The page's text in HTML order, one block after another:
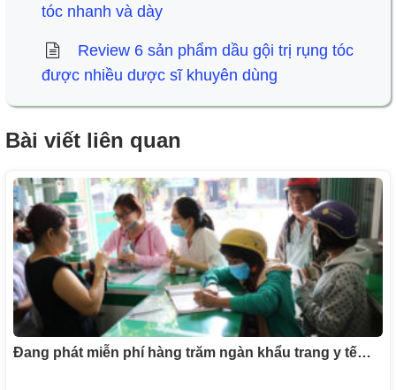
tóc nhanh và dày
Review 6 sản phẩm dầu gội trị rụng tóc
được nhiều dược sĩ khuyên dùng
Bài viết liên quan
Đang phát miễn phí hàng trăm ngàn khẩu trang y tế…